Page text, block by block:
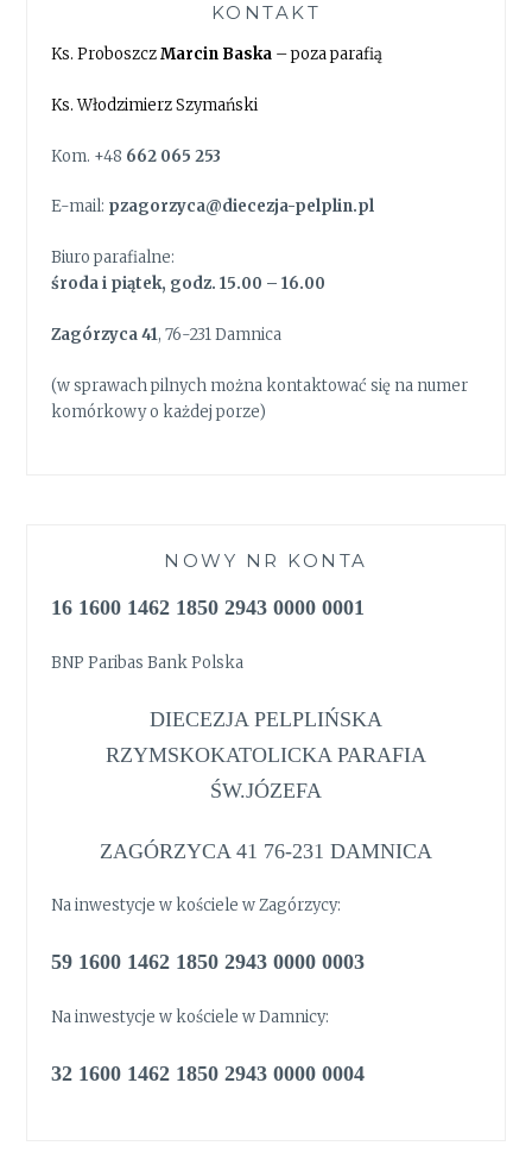
KONTAKT
Ks. ProboszczMarcin Baska – poza parafią
Ks. Włodzimierz Szymański
Kom. +48 662 065 253
E-mail: pzagorzyca@diecezja-pelplin.pl
Biuro parafialne:
środa i piątek, godz. 15.00 – 16.00
Zagórzyca 41, 76-231 Damnica
(w sprawach pilnych można kontaktować się na numer
komórkowy o każdej porze)
NOWY NR KONTA
16 1600 1462 1850 2943 0000 0001
BNP Paribas Bank Polska
DIECEZJA PELPLIŃSKA
RZYMSKOKATOLICKA PARAFIA
ŚW.JÓZEFA
ZAGÓRZYCA 41 76-231 DAMNICA
Na inwestycje w kościele w Zagórzycy:
59 1600 1462 1850 2943 0000 0003
Na inwestycje w kościele w Damnicy:
32 1600 1462 1850 2943 0000 0004